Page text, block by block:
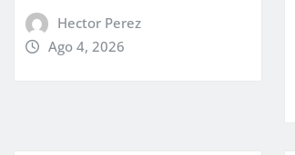
Hector Perez
Ago 4, 2026